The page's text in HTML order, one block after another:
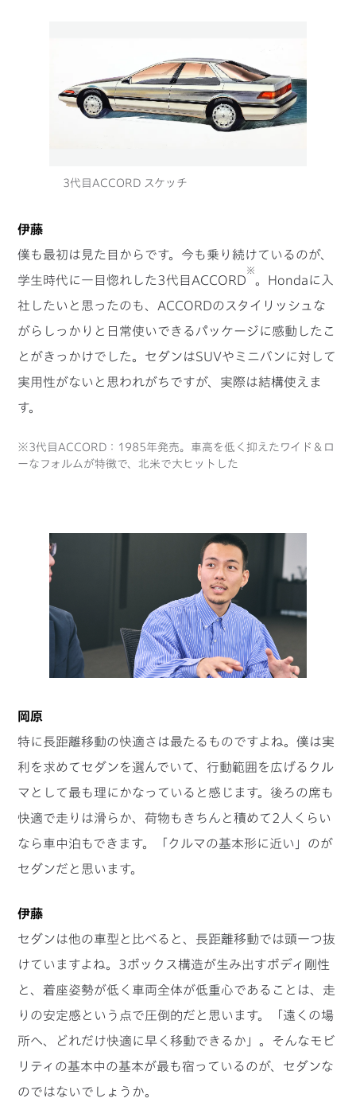
3代目ACCORD スケッチ
伊藤
僕も最初は見た目からです。今も乗り続けているのが、
学生時代に一目惚れした3代目ACCORD
※
。Hondaに入
社したいと思ったのも、ACCORDのスタイリッシュな
がらしっかりと日常使いできるパッケージに感動したこ
とがきっかけでした。セダンはSUVやミニバンに対して
実用性がないと思われがちですが、実際は結構使えま
す。
※3代目ACCORD：1985年発売。車高を低く抑えたワイド＆ロ
ーなフォルムが特徴で、北米で大ヒットした
岡原
特に長距離移動の快適さは最たるものですよね。僕は実
利を求めてセダンを選んでいて、行動範囲を広げるクル
マとして最も理にかなっていると感じます。後ろの席も
快適で走りは滑らか、荷物もきちんと積めて2人くらい
なら車中泊もできます。「クルマの基本形に近い」のが
セダンだと思います。
伊藤
セダンは他の車型と比べると、長距離移動では頭一つ抜
けていますよね。3ボックス構造が生み出すボディ剛性
と、着座姿勢が低く車両全体が低重心であることは、走
りの安定感という点で圧倒的だと思います。「遠くの場
所へ、どれだけ快適に早く移動できるか」。そんなモビ
リティの基本中の基本が最も宿っているのが、セダンな
のではないでしょうか。